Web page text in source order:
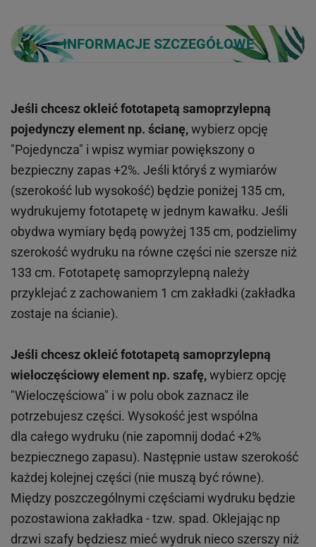
INFORMACJE SZCZEGÓŁOWE
Jeśli chcesz okleić fototapetą samoprzylepną
pojedynczy element np. ścianę,wybierz opcję
"Pojedyncza" i wpisz wymiar powiększony o
bezpieczny zapas +2%. Jeśli któryś z wymiarów
(szerokość lub wysokość) będzie poniżej 135 cm,
wydrukujemy fototapetę w jednym kawałku. Jeśli
obydwa wymiary będą powyżej 135 cm, podzielimy
szerokość wydruku na równe części nie szersze niż
133 cm. Fototapetę samoprzylepną należy
przyklejać z zachowaniem 1 cm zakładki (zakładka
zostaje na ścianie).
Jeśli chcesz okleić fototapetą samoprzylepną
wieloczęściowy element np. szafę,wybierz opcję
"Wieloczęściowa" i w polu obok zaznacz ile
potrzebujesz części. Wysokość jest wspólna
dla całego wydruku (nie zapomnij dodać +2%
bezpiecznego zapasu). Następnie ustaw szerokość
każdej kolejnej części (nie muszą być równe).
Między poszczególnymi częściami wydruku będzie
pozostawiona zakładka - tzw. spad. Oklejając np
drzwi szafy będziesz mieć wydruk nieco szerszy niż